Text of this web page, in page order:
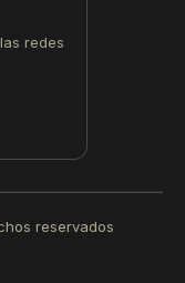
redes
reservados